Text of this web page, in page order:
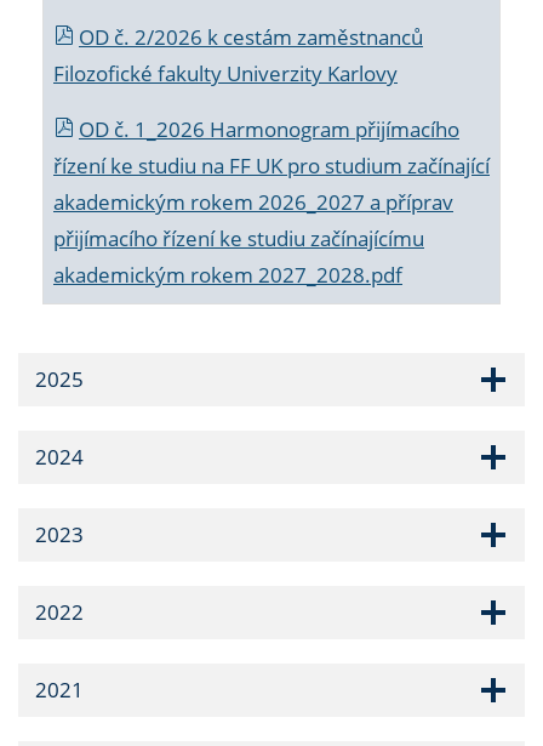
OD č. 2/2026 k cestám zaměstnanců
Filozofické fakulty Univerzity Karlovy
OD č. 1_2026 Harmonogram přijímacího
řízení ke studiu na FF UK pro studium začínající
akademickým rokem 2026_2027 a příprav
přijímacího řízení ke studiu začínajícímu
akademickým rokem 2027_2028.pdf
2025
2024
2023
2022
2021